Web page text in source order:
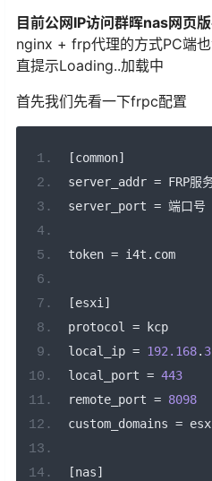
目前公网IP访问群晖nas网页
nginx + frp代理的方式PC端
直提示Loading..加载中
首先我们先看一下frpc配置
[common]
server_addr = FRP服
server_port = 端口号
token = i4t . com
[esxi]
protocol = kcp
local_ip = 192.168.
local_port = 443
remote_port = 8098
custom_domains =
[nas]